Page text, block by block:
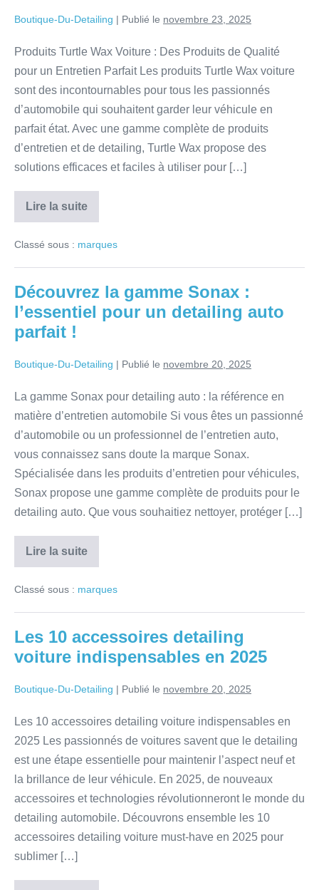
Boutique-Du-Detailing | Publié le novembre 23, 2025
Produits Turtle Wax Voiture : Des Produits de Qualité
pour un Entretien Parfait Les produits Turtle Wax voiture
sont des incontournables pour tous les passionnés
d’automobile qui souhaitent garder leur véhicule en
parfait état. Avec une gamme complète de produits
d’entretien et de detailing, Turtle Wax propose des
solutions efficaces et faciles à utiliser pour […]
Lire la suite
Classé sous : marques
Découvrez la gamme Sonax :
l’essentiel pour un detailing auto
parfait !
Boutique-Du-Detailing | Publié le novembre 20, 2025
La gamme Sonax pour detailing auto : la référence en
matière d’entretien automobile Si vous êtes un passionné
d’automobile ou un professionnel de l’entretien auto,
vous connaissez sans doute la marque Sonax.
Spécialisée dans les produits d’entretien pour véhicules,
Sonax propose une gamme complète de produits pour le
detailing auto. Que vous souhaitiez nettoyer, protéger […]
Lire la suite
Classé sous : marques
Les 10 accessoires detailing
voiture indispensables en 2025
Boutique-Du-Detailing | Publié le novembre 20, 2025
Les 10 accessoires detailing voiture indispensables en
2025 Les passionnés de voitures savent que le detailing
est une étape essentielle pour maintenir l’aspect neuf et
la brillance de leur véhicule. En 2025, de nouveaux
accessoires et technologies révolutionneront le monde du
detailing automobile. Découvrons ensemble les 10
accessoires detailing voiture must-have en 2025 pour
sublimer […]